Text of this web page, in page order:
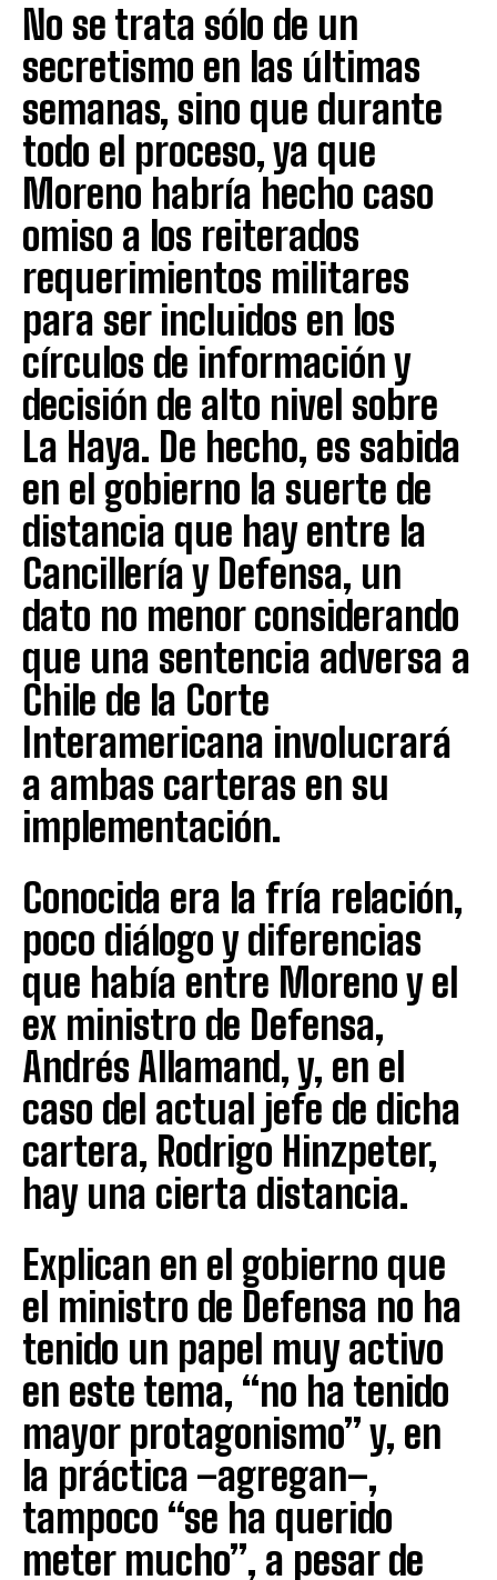
No se trata sólo de un
secretismo en las últimas
semanas, sino que durante
todo el proceso, ya que
Moreno habría hecho caso
omiso a los reiterados
requerimientos militares
para ser incluidos en los
círculos de información y
decisión de alto nivel sobre
La Haya. De hecho, es sabida
en el gobierno la suerte de
distancia que hay entre la
Cancillería y Defensa, un
dato no menor considerando
que una sentencia adversa a
Chile de la Corte
Interamericana involucrará
a ambas carteras en su
implementación.
Conocida era la fría relación,
poco diálogo y diferencias
que había entre Moreno y el
ex ministro de Defensa,
Andrés Allamand, y, en el
caso del actual jefe de dicha
cartera, Rodrigo Hinzpeter,
hay una cierta distancia.
Explican en el gobierno que
el ministro de Defensa no ha
tenido un papel muy activo
en este tema, “no ha tenido
mayor protagonismo” y, en
la práctica –agregan–,
tampoco “se ha querido
meter mucho”, a pesar de